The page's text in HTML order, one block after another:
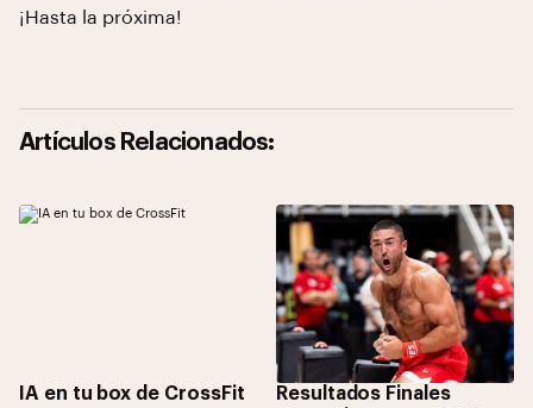
¡Hasta la próxima!
Artículos Relacionados:
IA en tu box de CrossFit
Resultados Finales